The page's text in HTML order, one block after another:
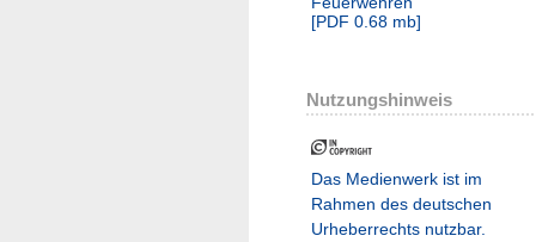
[PDF 0.68 mb]
Nutzungshinweis
Das Medienwerk ist im
Rahmen des deutschen
Urheberrechts nutzbar.